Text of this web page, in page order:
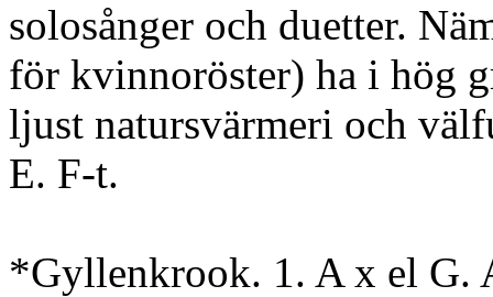
solosånger och duetter.
för kvinnoröster) ha i hög
ljust natursvärmeri och
E. F-t.
*Gyllenkrook. 1. A x el G.